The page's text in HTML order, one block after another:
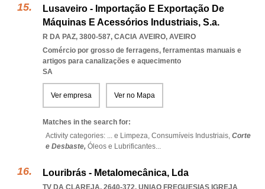
Lusaveiro - Importação E Exportação De
Máquinas E Acessórios Industriais, S.a.
R DA PAZ, 3800-587, CACIA AVEIRO, AVEIRO
Comércio por grosso de ferragens, ferramentas manuais e
artigos para canalizações e aquecimento
SA
Ver empresa Ver no Mapa
Matches in the search for:
Activity categories: ... e Limpeza, Consumíveis Industriais, Corte
e Desbaste, Óleos e Lubrificantes...
Louribrás - Metalomecânica, Lda
TV DA CLAREJA, 2640-372, UNIAO FREGUESIAS IGREJA